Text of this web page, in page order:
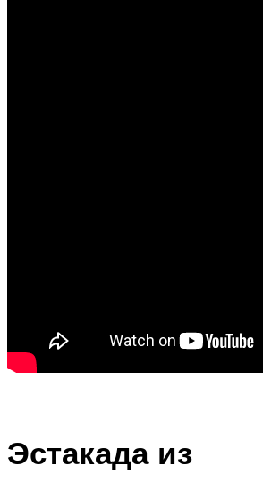
Эстакада из